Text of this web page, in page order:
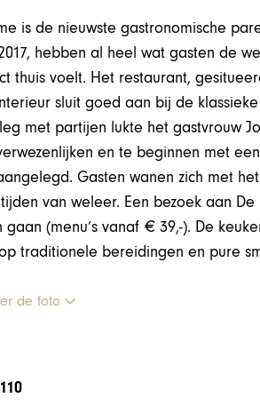
is de nieuwste gastronomische
hebben al heel wat gasten de
thuis voelt. Het restaurant,
sluit goed aan bij de
met partijen lukte het gastvrouw
en te beginnen met
Gasten wanen zich met
van weleer. Een bezoek aan
(menu’s vanaf € 39,-). De
traditionele bereidingen en pure
de foto